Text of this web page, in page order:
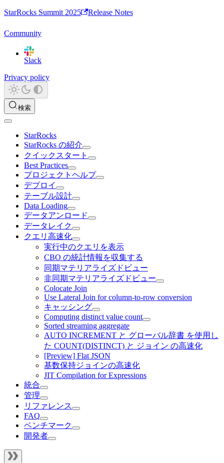
StarRocks Summit 2025 Release Notes
Community
Slack
Privacy policy
検索
StarRocks
StarRocks の紹介
クイックスタート
Best Practices
プロジェクトヘルプ
デプロイ
テーブル設計
Data Loading
データアンロード
データレイク
クエリ高速化
実行中のクエリを表示
CBO の統計情報を収集する
同期マテリアライズドビュー
非同期マテリアライズドビュー
Colocate Join
Use Lateral Join for column-to-row conversion
キャッシング
Computing distinct value count
Sorted streaming aggregate
AUTO INCREMENT と グローバル辞書 を使用し
た COUNT(DISTINCT) と ジョイン の高速化
[Preview] Flat JSON
基数保持ジョインの高速化
JIT Compilation for Expressions
統合
管理
リファレンス
FAQ
ベンチマーク
開発者